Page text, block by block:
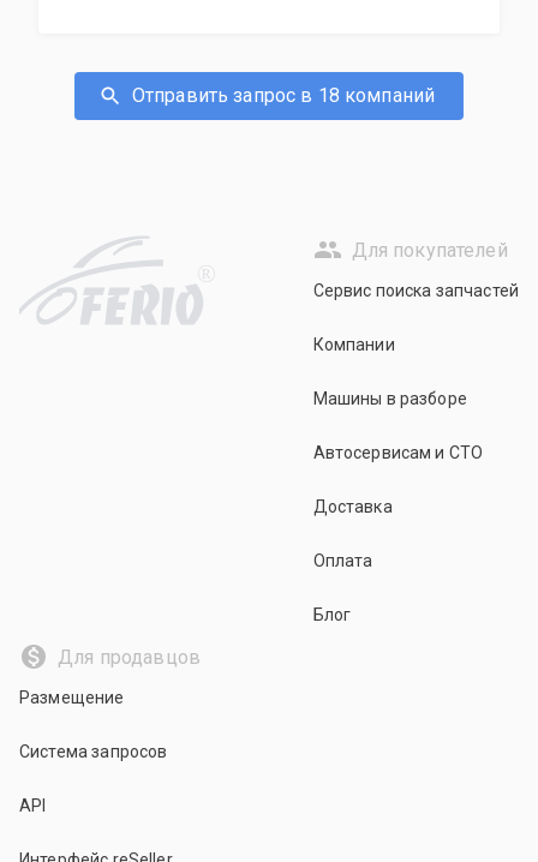
Отправить запрос в 18 компаний
R
Для покупателей
Сервис поиска запчастей
Компании
Машины в разборе
Автосервисам и СТО
Доставка
Оплата
Блог
Для продавцов
Размещение
Система запросов
API